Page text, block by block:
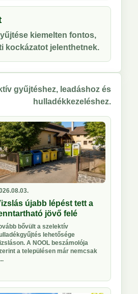
kiemelten fontos,
kockázatot jelenthetnek.
gyűjtéshez, leadáshoz és
hulladékkezeléshez.
újabb lépést tett a
jövő felé
bővült a szelektív
lehetősége
A NOOL beszámolója
a településen már nemcsak